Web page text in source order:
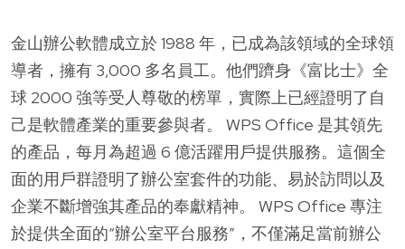
金山辦公軟體成立於 1988 年，已成為該領域的全球領
導者，擁有 3,000 多名員工。他們躋身《富比士》全
球 2000 強等受人尊敬的榜單，實際上已經證明了自
己是軟體產業的重要參與者。 WPS Office 是其領先
的產品，每月為超過 6 億活躍用戶提供服務。這個全
面的用戶群證明了辦公室套件的功能、易於訪問以及
企業不斷增強其產品的奉獻精神。 WPS Office 專注
於提供全面的“辦公室平台服務”，不僅滿足當前辦公